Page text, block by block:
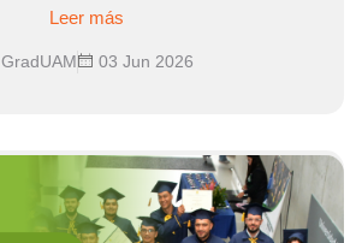
Leer más
GradUAM 03 Jun 2026